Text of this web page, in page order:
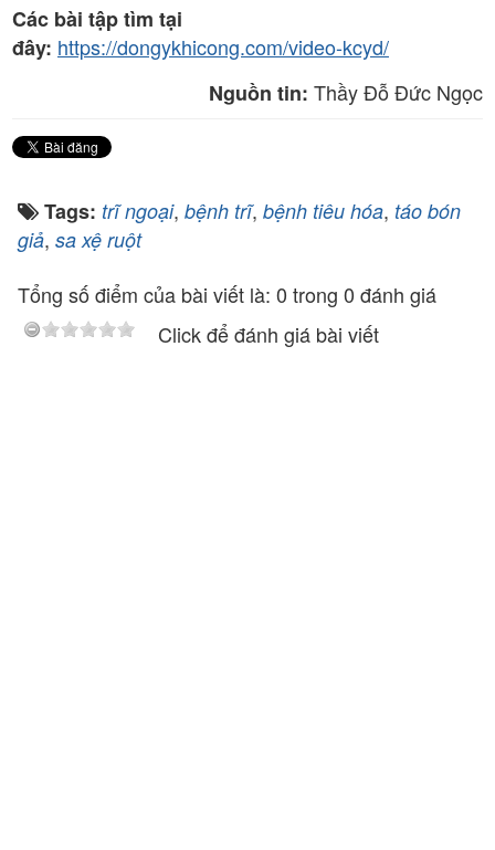
Các bài tập tìm tại
đây: https://dongykhicong.com/video-kcyd/
Nguồn tin: Thầy Đỗ Đức Ngọc
Tags: trĩ ngoại, bệnh trĩ, bệnh tiêu hóa, táo bón
giả, sa xệ ruột
Tổng số điểm của bài viết là: 0 trong 0 đánh giá
Click để đánh giá bài viết